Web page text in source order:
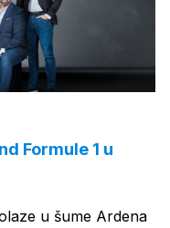
Formule 1 u
u šume Ardena